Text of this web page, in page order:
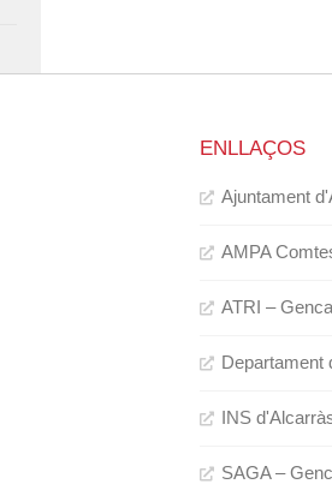
ENLLAÇOS
Ajuntament
AMPA
ATRI –
Departament
INS
SAGA –